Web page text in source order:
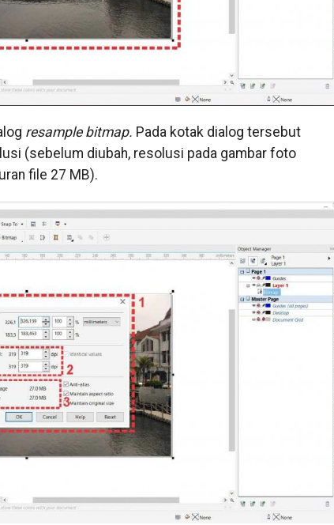
resample bitmap. Pada kotak dialog tersebut
(sebelum diubah, resolusi pada gambar foto
file 27 MB).